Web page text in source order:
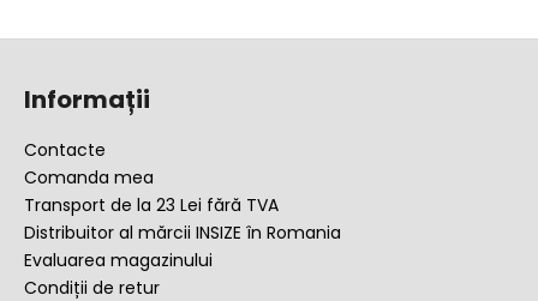
Informații
Contacte
Comanda mea
Transport de la 23 Lei fără TVA
Distribuitor al mărcii INSIZE în Romania
Evaluarea magazinului
Condiții de retur